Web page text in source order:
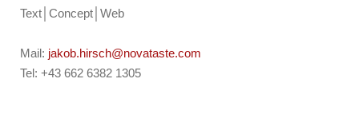
Text│Concept│Web
Mail: jakob.hirsch@novataste.com
Tel: +43 662 6382 1305